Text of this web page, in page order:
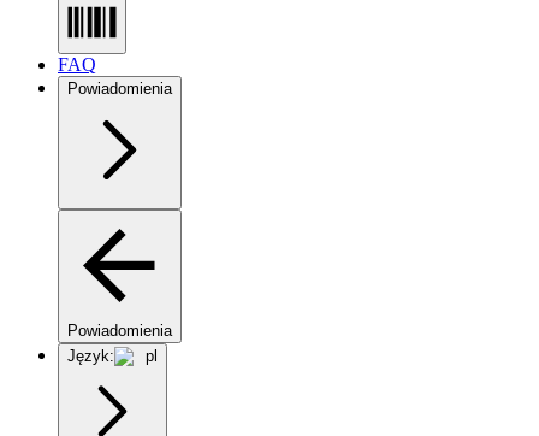
FAQ
Powiadomienia
Powiadomienia
Język:
pl